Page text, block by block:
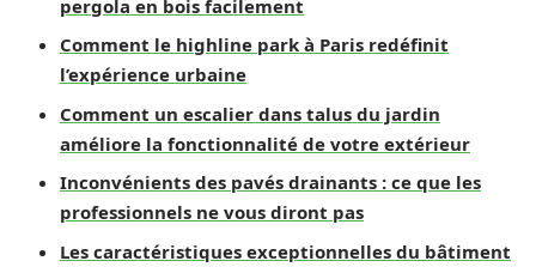
pergola en bois facilement
Comment le highline park à Paris redéfinit
l’expérience urbaine
Comment un escalier dans talus du jardin
améliore la fonctionnalité de votre extérieur
Inconvénients des pavés drainants : ce que les
professionnels ne vous diront pas
Les caractéristiques exceptionnelles du bâtiment